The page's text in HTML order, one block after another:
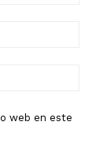
web en este